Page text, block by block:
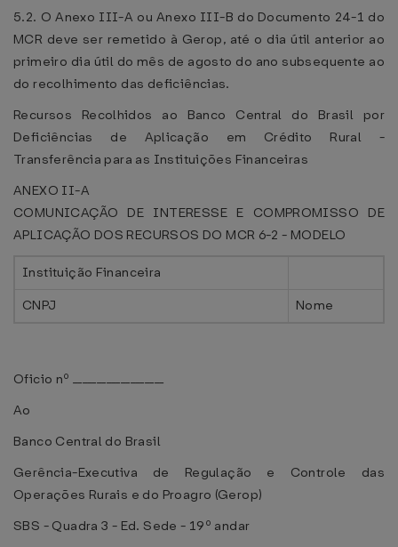
5.2. O Anexo III-A ou Anexo III-B do Documento 24-1 do
MCR deve ser remetido à Gerop, até o dia útil anterior ao
primeiro dia útil do mês de agosto do ano subsequente ao
do recolhimento das deficiências.
Recursos Recolhidos ao Banco Central do Brasil por
Deficiências de Aplicação em Crédito Rural -
Transferência para as Instituições Financeiras
ANEXO II-A
COMUNICAÇÃO DE INTERESSE E COMPROMISSO DE
APLICAÇÃO DOS RECURSOS DO MCR 6-2 - MODELO
Instituição Financeira
CNPJ
Nome
Oficio nº ___________________
Ao
Banco Central do Brasil
Gerência-Executiva de Regulação e Controle das
Operações Rurais e do Proagro (Gerop)
SBS - Quadra 3 - Ed. Sede - 19º andar